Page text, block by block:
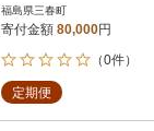
福島県三春町
寄付金額 80,000円
（0件）
定期便